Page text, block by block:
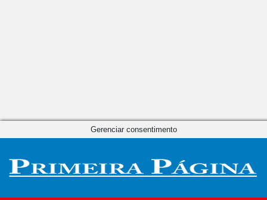
Gerenciar consentimento